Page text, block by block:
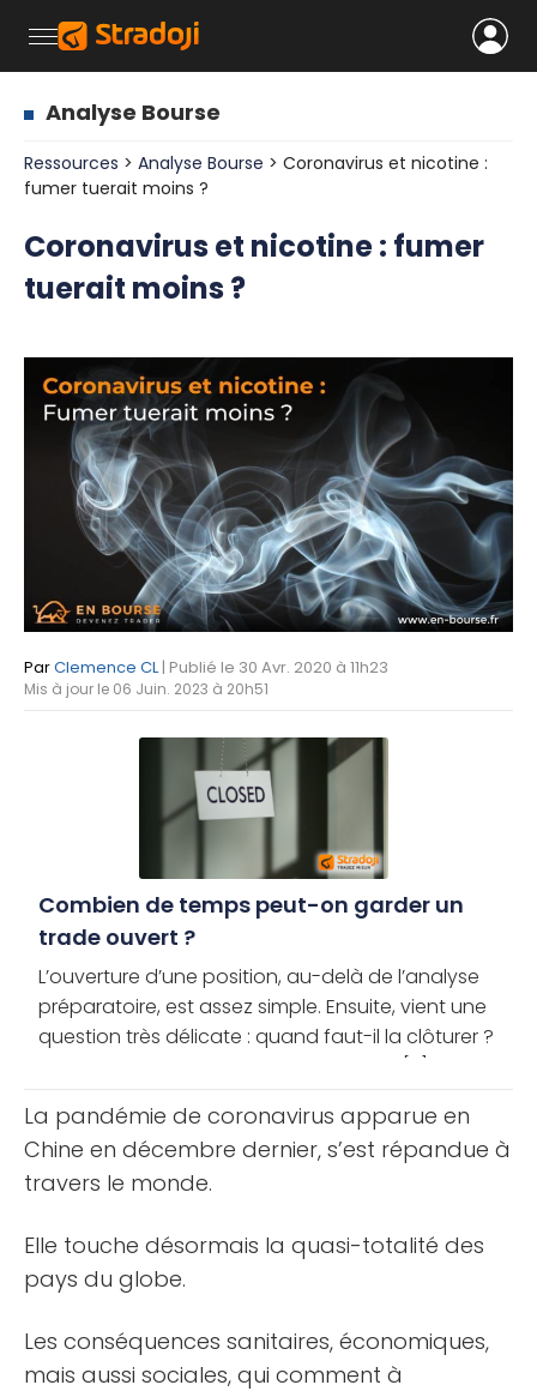
Analyse Bourse
Ressources > Analyse Bourse > Coronavirus et nicotine :
fumer tuerait moins ?
Coronavirus et nicotine : fumer
tuerait moins ?
ParClemence CL | Publié le 30 Avr. 2020 à 11h23
Mis à jour le 06 Juin. 2023 à 20h51
Combien de temps peut-on garder un
trade ouvert ?
L’ouverture d’une position, au-delà de l’analyse
préparatoire, est assez simple. Ensuite, vient une
question très délicate : quand faut-il la clôturer ?
La question de la sortie de position est [...]
La pandémie de coronavirus apparue en
Chine en décembre dernier, s’est répandue à
travers le monde.
Elle touche désormais la quasi-totalité des
pays du globe.
Les conséquences sanitaires, économiques,
mais aussi sociales, qui comment à